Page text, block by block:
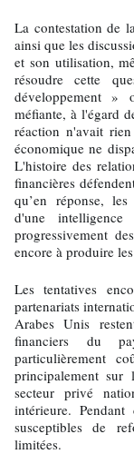
La contestation de
ainsi que les
et son utilisation,
résoudre cette
développement »
méfiante, à l'égard
réaction n'avait
économique ne
L'histoire des
financières
qu’en réponse,
d'une
progressivement
encore à produire
Les tentatives
partenariats
Arabes Unis
financiers du
particulièrement
principalement sur
secteur privé
intérieure.
susceptibles de
limitées.